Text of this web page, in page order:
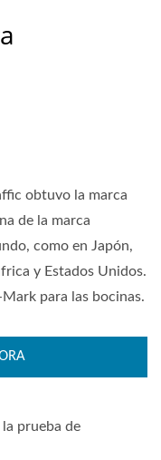
obtuvo la marca
de la marca
como en Japón,
y Estados Unidos.
para las bocinas.
la prueba de